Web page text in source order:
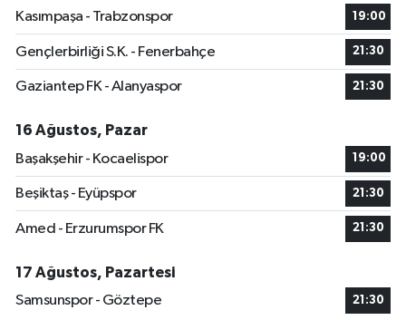
Kasımpaşa - Trabzonspor 19:00
Gençlerbirliği S.K. - Fenerbahçe 21:30
Gaziantep FK - Alanyaspor 21:30
16 Ağustos, Pazar
Başakşehir - Kocaelispor
19:00
Beşiktaş - Eyüpspor 21:30
Amed - Erzurumspor FK 21:30
17 Ağustos, Pazartesi
Samsunspor - Göztepe
21:30